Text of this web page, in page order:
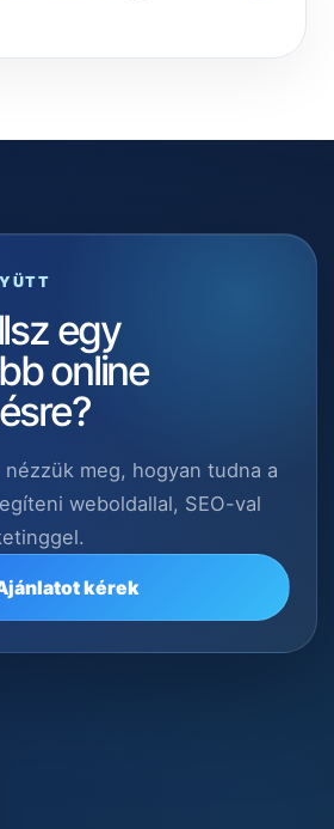
egy
online
meg, hogyan tudna a
weboldallal, SEO-val
kérek